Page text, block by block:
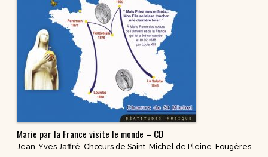
Marie par la France visite le monde – CD
Jean-Yves Jaffré, Chœurs de Saint-Michel de Pleine-Fougères